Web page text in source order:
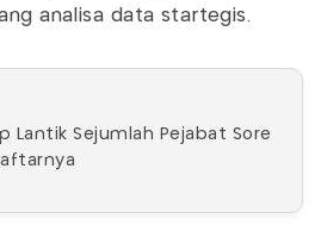
analisa data startegis.
Lantik Sejumlah Pejabat Sore